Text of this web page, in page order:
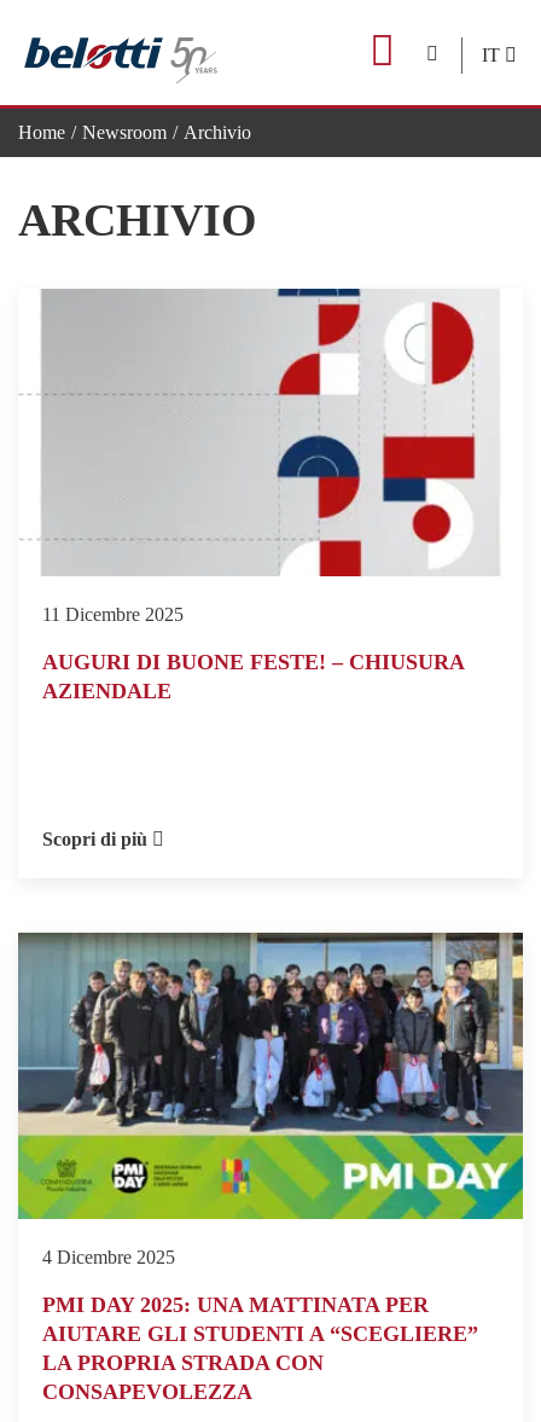
content
IT
Home Newsroom Archivio
ARCHIVIO
11 Dicembre 2025
AUGURI DI BUONE FESTE! – CHIUSURA
AZIENDALE
Scopri di più
4 Dicembre 2025
PMI DAY 2025: UNA MATTINATA PER
AIUTARE GLI STUDENTI A “SCEGLIERE”
LA PROPRIA STRADA CON
CONSAPEVOLEZZA